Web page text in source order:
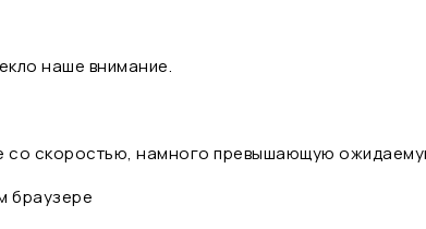
наше внимание.
со скоростью, намного превышающую
браузере